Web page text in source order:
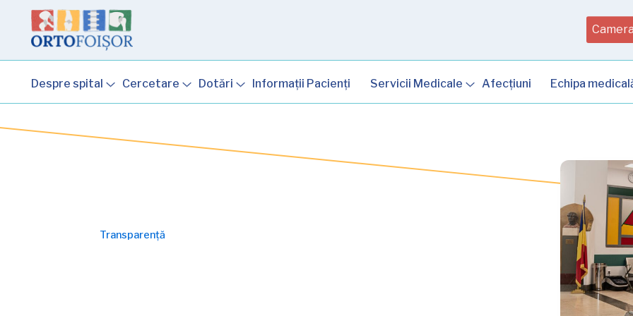
Skip to content
Skip to footer
Despre spital Cercetare Dotări Informații Pacienți Servicii Medicale Afecțiuni Echipa
Transparență